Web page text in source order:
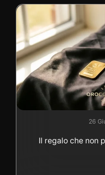
26
Il regalo che non